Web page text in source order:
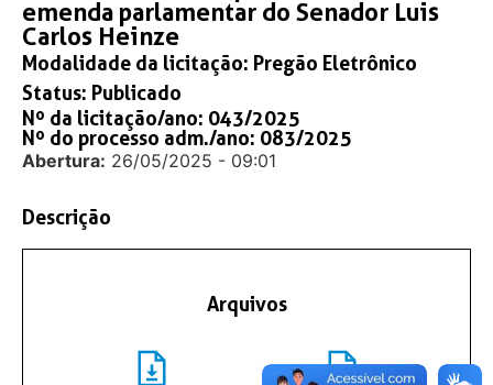
emenda parlamentar do Senador Luis
Carlos Heinze
Modalidade da licitação: Pregão Eletrônico
Status: Publicado
Nº da licitação/ano: 043/2025
Nº do processo adm./ano: 083/2025
Abertura: 26/05/2025 - 09:01
Descrição
Arquivos